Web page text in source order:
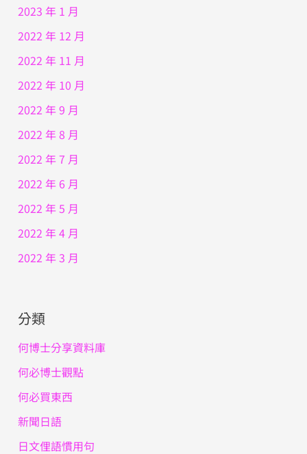
2023 年 1 月
2022 年 12 月
2022 年 11 月
2022 年 10 月
2022 年 9 月
2022 年 8 月
2022 年 7 月
2022 年 6 月
2022 年 5 月
2022 年 4 月
2022 年 3 月
分類
何博士分享資料庫
何必博士觀點
何必買東西
新聞日語
日文俚語慣用句